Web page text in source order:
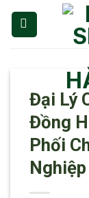
Chuyển
đến
Đại Lý
Đồng
Phối
Nghiệp